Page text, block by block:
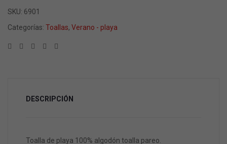
SKU: 6901
Categorías: Toallas, Verano - playa
DESCRIPCIÓN
Toalla de playa 100% algodón toalla pareo.